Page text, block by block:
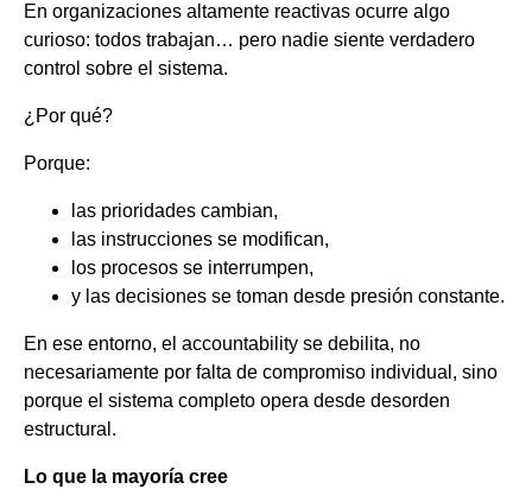
En organizaciones altamente reactivas ocurre algo
curioso: todos trabajan… pero nadie siente verdadero
control sobre el sistema.
¿Por qué?
Porque:
las prioridades cambian,
las instrucciones se modifican,
los procesos se interrumpen,
y las decisiones se toman desde presión constante.
En ese entorno, el accountability se debilita, no
necesariamente por falta de compromiso individual, sino
porque el sistema completo opera desde desorden
estructural.
Lo que la mayoría cree